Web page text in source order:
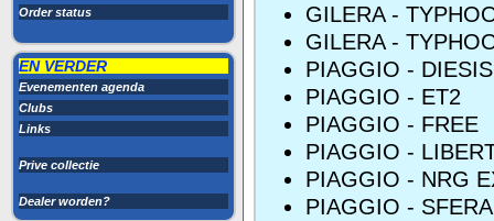
Order status
EN VERDER
Evenementen agenda
Clubs
Links
Prive collectie
Dealer worden?
GILERA -
GILERA -
PIAGGIO - DIESIS
PIAGGIO - ET2
PIAGGIO - FREE
PIAGGIO -
PIAGGIO - NRG
PIAGGIO - SFERA